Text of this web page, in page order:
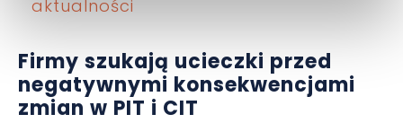
aktualności
Firmy szukają ucieczki przed
negatywnymi konsekwencjami
zmian w PIT i CIT